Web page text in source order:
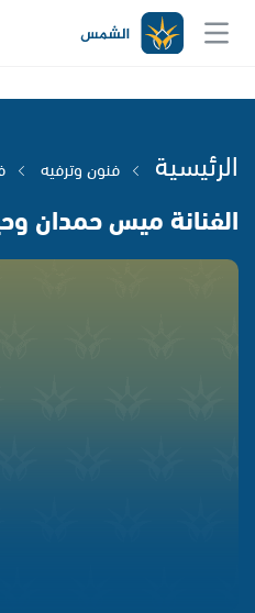
الرئيسية فنون وترفيه
الفنانة ميس حمدان